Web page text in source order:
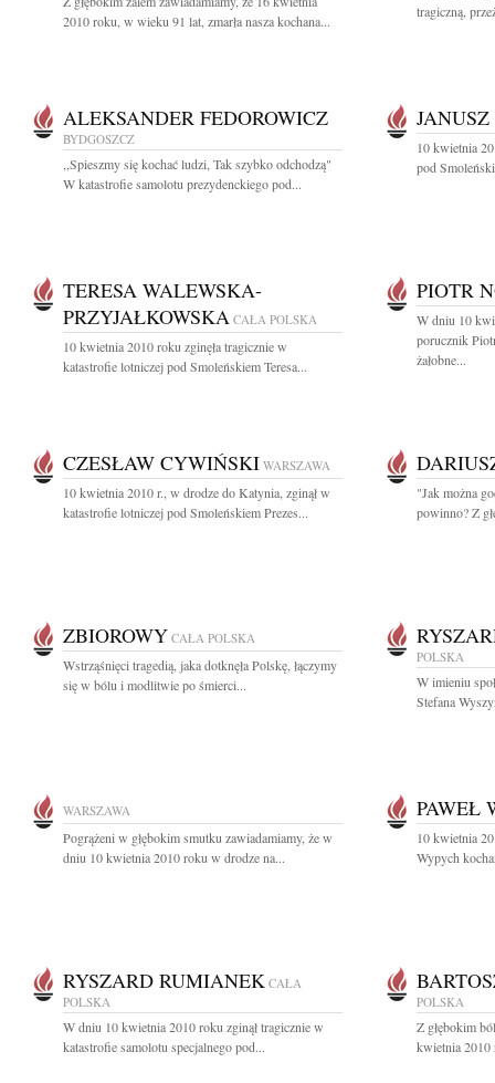
2010 roku, w wieku 91 lat, zmarła nasza kochana...
tragiczną,
ALEKSANDER FEDOROWICZ
BYDGOSZCZ
,,Spieszmy się kochać ludzi, Tak szybko odchodzą"
W katastrofie samolotu prezydenckiego pod...
10 kwietnia
pod
TERESA WALEWSKA-
PRZYJAŁKOWSKA CAŁA POLSKA
10 kwietnia 2010 roku zginęła tragicznie w
katastrofie lotniczej pod Smoleńskiem Teresa...
PIOTR
W dniu 10
porucznik
żałobne...
CZESŁAW CYWIŃSKI WARSZAWA
10 kwietnia 2010 r., w drodze do Katynia, zginął w
katastrofie lotniczej pod Smoleńskiem Prezes...
"Jak można
powinno? Z
ZBIOROWY CAŁA POLSKA
Wstrząśnięci tragedią, jaka dotknęła Polskę, łączymy
się w bólu i modlitwie po śmierci...
POLSKA
W imieniu
Stefana
WARSZAWA
Pogrążeni w głębokim smutku zawiadamiamy, że w
dniu 10 kwietnia 2010 roku w drodze na...
PAWEŁ
10 kwietnia
Wypych
RYSZARD RUMIANEK CAŁA
POLSKA
W dniu 10 kwietnia 2010 roku zginął tragicznie w
katastrofie samolotu specjalnego pod...
POLSKA
Z głębokim
kwietnia 2010